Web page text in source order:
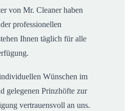
von Mr. Cleaner haben
professionellen
Ihnen täglich für alle
Wünschen im
gelegenen Prinzhöfte zur
vertrauensvoll an uns.